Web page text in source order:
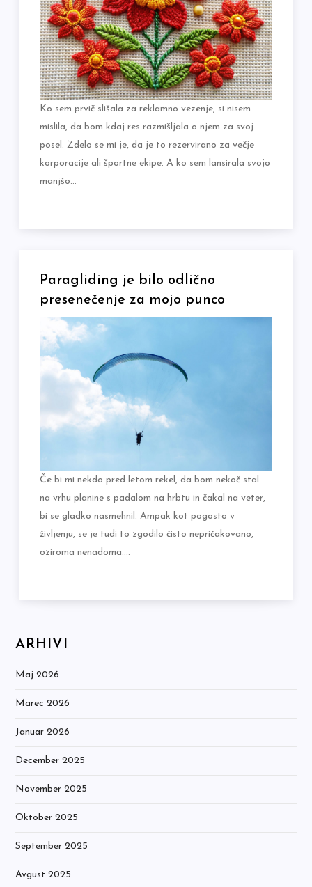
Ko sem prvič slišala za reklamno vezenje, si nisem
mislila, da bom kdaj res razmišljala o njem za svoj
posel. Zdelo se mi je, da je to rezervirano za večje
korporacije ali športne ekipe. A ko sem lansirala svojo
manjšo…
Paragliding je bilo odlično
presenečenje za mojo punco
Če bi mi nekdo pred letom rekel, da bom nekoč stal
na vrhu planine s padalom na hrbtu in čakal na veter,
bi se gladko nasmehnil. Ampak kot pogosto v
življenju, se je tudi to zgodilo čisto nepričakovano,
oziroma nenadoma.…
ARHIVI
Maj 2026
Marec 2026
Januar 2026
December 2025
November 2025
Oktober 2025
September 2025
Avgust 2025